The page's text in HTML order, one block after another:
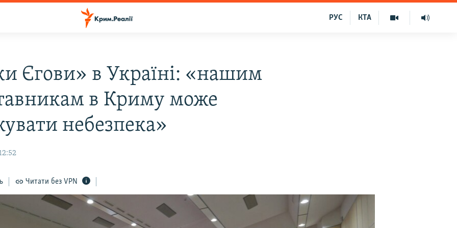
КТА
РУС
Єгови» в Україні: «нашим
в Криму може
небезпека»
Читати без VPN